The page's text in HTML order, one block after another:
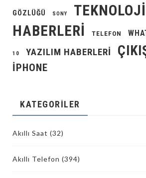
GÖZLÜĞÜ SONY
TEKNOLOJI
HABERLERI
TELEFON
10 YAZILIM HABERLERI
İPHONE
KATEGORILER
Akıllı Saat (32)
Akıllı Telefon (394)